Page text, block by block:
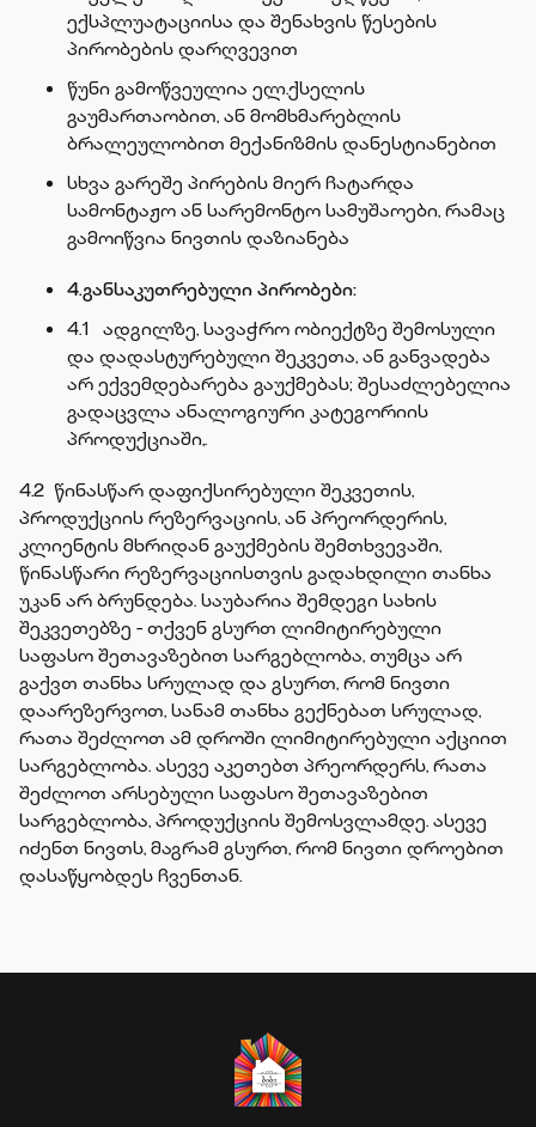
ექსპლუატაციისა და შენახვის წესების
პირობების დარღვევით
წუნი გამოწვეულია ელ.ქსელის
გაუმართაობით, ან მომხმარებლის
ბრალეულობით მექანიზმის დანესტიანებით
სხვა გარეშე პირების მიერ ჩატარდა
სამონტაჟო ან სარემონტო სამუშაოები, რამაც
გამოიწვია ნივთის დაზიანება
4.განსაკუთრებულიპირობები:
4.1 ადგილზე, სავაჭრო ობიექტზე შემოსული
და დადასტურებული შეკვეთა, ან განვადება
არ ექვემდებარება გაუქმებას; შესაძლებელია
გადაცვლა ანალოგიური კატეგორიის
პროდუქციაში,.
4.2 წინასწარ დაფიქსირებული შეკვეთის,
პროდუქციის რეზერვაციის, ან პრეორდერის,
კლიენტის მხრიდან გაუქმების შემთხვევაში,
წინასწარი რეზერვაციისთვის გადახდილი თანხა
უკან არ ბრუნდება. საუბარია შემდეგი სახის
შეკვეთებზე - თქვენ გსურთ ლიმიტირებული
საფასო შეთავაზებით სარგებლობა, თუმცა არ
გაქვთ თანხა სრულად და გსურთ, რომ ნივთი
დაარეზერვოთ, სანამ თანხა გექნებათ სრულად,
რათა შეძლოთ ამ დროში ლიმიტირებული აქციით
სარგებლობა. ასევე აკეთებთ პრეორდერს, რათა
შეძლოთ არსებული საფასო შეთავაზებით
სარგებლობა, პროდუქციის შემოსვლამდე. ასევე
იძენთ ნივთს, მაგრამ გსურთ, რომ ნივთი დროებით
დასაწყობდეს ჩვენთან.